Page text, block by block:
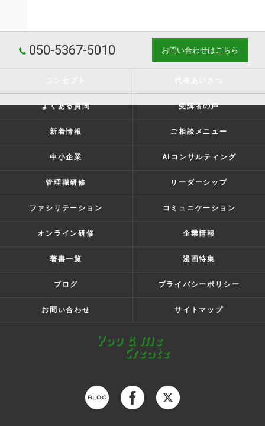
050-5367-5010 お問い合わせはこちら
よくある質問 受講者の声
新着情報 ご相談メニュー
中小企業 AIコンサルティング
管理職研修 リーダーシップ
ファシリテーション コミュニケーション
オンライン研修 企業情報
著書一覧 漫画特集
ブログ プライバシーポリシー
お問い合わせ サイトマップ